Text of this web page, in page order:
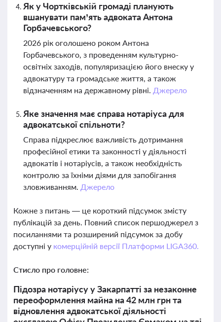
Як у Чортківській громаді планують
вшанувати пам’ять адвоката Антона
Горбачевського?
2026 рік оголошено роком Антона
Горбачевського, з проведенням культурно-
освітніх заходів, популяризацією його внеску у
адвокатуру та громадське життя, а також
відзначенням на державному рівні. Джерело
Яке значення має справа нотаріуса для
адвокатської спільноти?
Справа підкреслює важливість дотримання
професійної етики та законності у діяльності
адвокатів і нотаріусів, а також необхідність
контролю за їхніми діями для запобігання
зловживанням. Джерело
Кожне з питань — це короткий підсумок змісту
публікацій за день. Повний список першоджерел з
посиланнями та розширений підсумок за добу
доступні у комерційній версії Платформи LIGA360.
Стисло про головне:
Підозра нотаріусу у Закарпатті за незаконне
переоформлення майна на 42 млн грн та
відновлення адвокатської діяльності